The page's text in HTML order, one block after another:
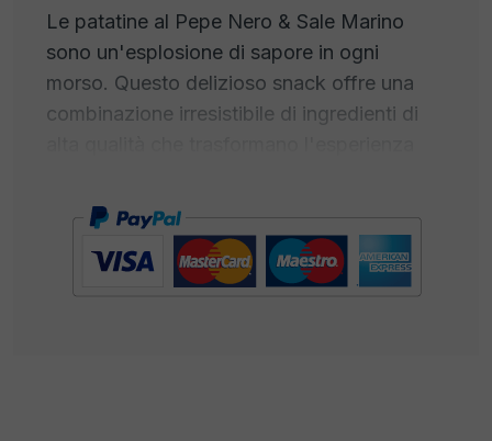
Le patatine al Pepe Nero & Sale Marino
sono un'esplosione di sapore in ogni
morso. Questo delizioso snack offre una
combinazione irresistibile di ingredienti di
straordinario. Ogni patatina è croccante e
fragrante, preparata con cura utilizzando le
migliori patate selezionate. Ma ciò che le
rende davvero speciali è la loro spolverata